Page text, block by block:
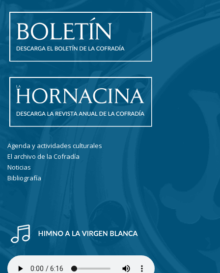
Agenda y actividades culturales
El archivo de la Cofradía
Noticias
Bibliografía